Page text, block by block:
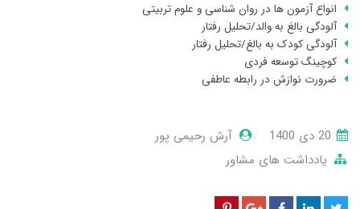
انواع آزمون ها در روان شناسی و علوم تربیتی
آلودگی بالغ به والد/تحلیل رفتار
آلودگی کودک به بالغ/تحلیل رفتار
کوچینگ توسعه فردی
ضرورت نوازش در رابطه عاطفی
آرش رحیمی پور
یادداشت های مشاور